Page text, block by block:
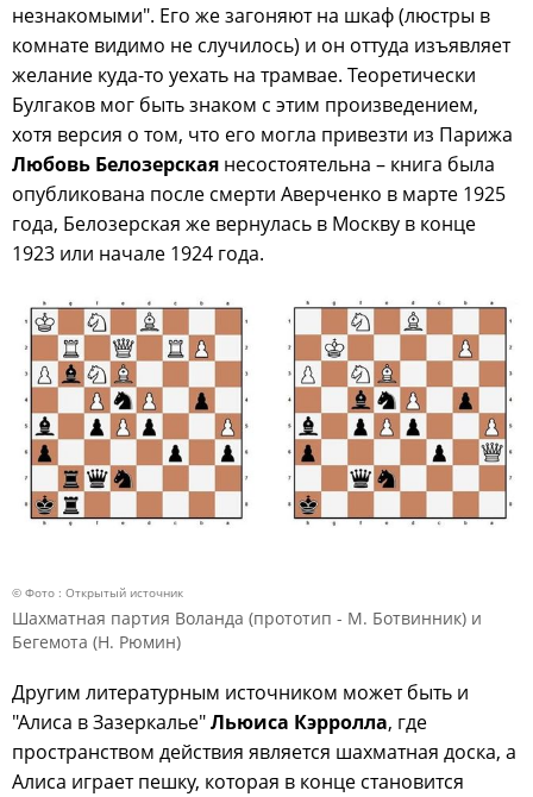
незнакомыми". Его же загоняют на шкаф (люстры в
комнате видимо не случилось) и он оттуда изъявляет
желание куда-то уехать на трамвае. Теоретически
Булгаков мог быть знаком с этим произведением,
хотя версия о том, что его могла привезти из Парижа
Любовь Белозерская несостоятельна – книга была
опубликована после смерти Аверченко в марте 1925
года, Белозерская же вернулась в Москву в конце
1923 или начале 1924 года.
© Фото : Открытый источник
Шахматная партия Воланда (прототип - М. Ботвинник) и
Бегемота (Н. Рюмин)
Другим литературным источником может быть и
"Алиса в Зазеркалье"Льюиса Кэрролла, где
пространством действия является шахматная доска, а
Алиса играет пешку, которая в конце становится